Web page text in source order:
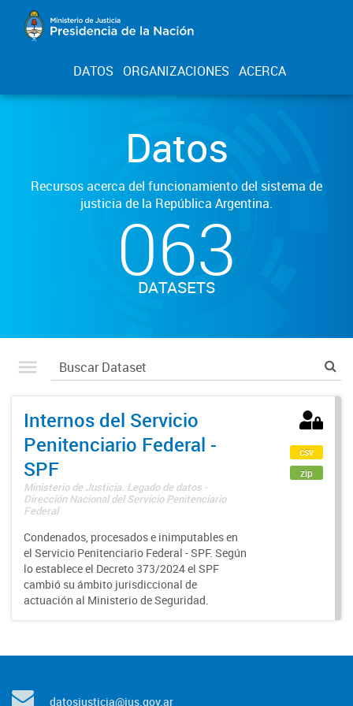
DATOS ORGANIZACIONES ACERCA
Datos
Recursos acerca del funcionamiento del sistema de
justicia de la República Argentina.
063
DATASETS
Internos del Servicio
Penitenciario Federal -
SPF
Ministerio de Justicia. Legado de datos -
Dirección Nacional del Servicio Penitenciario
Federal
Condenados, procesados e inimputables en
el Servicio Penitenciario Federal - SPF. Según
lo establece el Decreto 373/2024 el SPF
cambió su ámbito jurisdiccional de
actuación al Ministerio de Seguridad.
csv
zip
datosjusticia@jus.gov.ar